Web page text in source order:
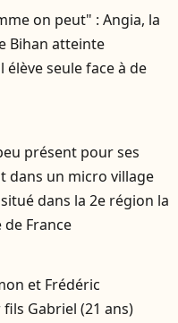
on peut" : Angia, la
Bihan atteinte
seule face à de
présent pour ses
dans un micro village
dans la 2e région la
France
et Frédéric
Gabriel (21 ans)